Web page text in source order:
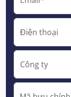
Điện thoại
Công ty